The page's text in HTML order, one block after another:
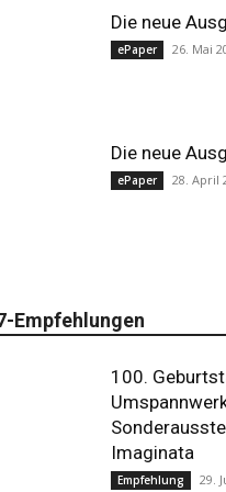
Die neue
ePaper 26. Mai
Die neue
ePaper 28. April
Empfehlungen
100.
Imaginata
Empfehlung 29.